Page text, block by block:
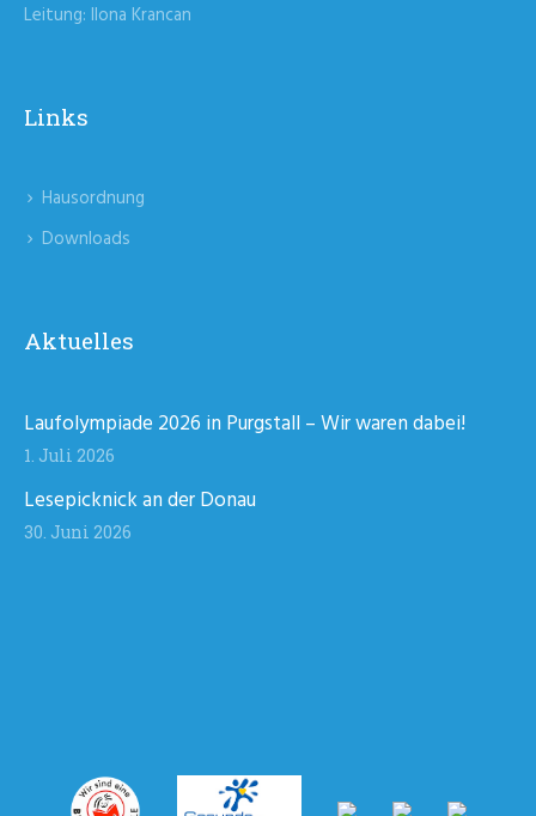
Leitung: Ilona Krancan
Links
Hausordnung
Downloads
Aktuelles
Laufolympiade 2026 in Purgstall – Wir waren dabei!
1. Juli 2026
Lesepicknick an der Donau
30. Juni 2026